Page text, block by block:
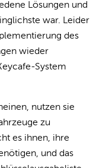
Lösungen und
war. Leider
des
wieder
System
nutzen sie
zu
es ihnen, ihre
und das